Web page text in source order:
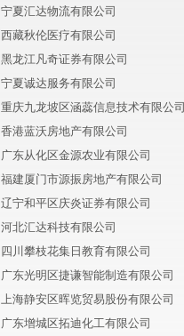
宁夏汇达物流有限公司
西藏秋伦医疗有限公司
黑龙江凡奇证券有限公司
宁夏诚达服务有限公司
重庆九龙坡区涵蕊信息技术有限公司
香港蓝沃房地产有限公司
广东从化区金源农业有限公司
福建厦门市源振房地产有限公司
辽宁和平区庆炎证券有限公司
河北汇达科技有限公司
四川攀枝花集日教育有限公司
广东光明区捷谦智能制造有限公司
上海静安区晖览贸易股份有限公司
广东增城区拓迪化工有限公司